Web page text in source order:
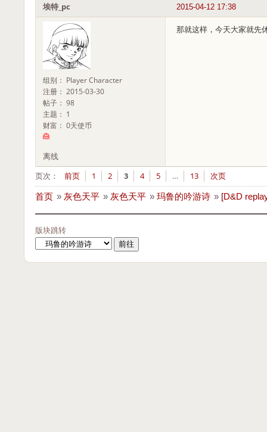
2015-04-12 17:38
埃特_pc
组别： Player Character
注册： 2015-03-30
帖子： 98
主题： 1
财富： 0天使币
那就这样，今天大家就先
离线
页次：
前页 1 2 3 4 5 … 13 次页
首页 » 灰色天平 » 灰色天平 » 玛鲁的吟游诗 » [D&D
版块跳转